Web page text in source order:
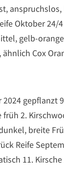
anspruchslos,
Oktober 24/
gelb-
Cox
gepflanzt
früh 2.
breite
Reife
11.